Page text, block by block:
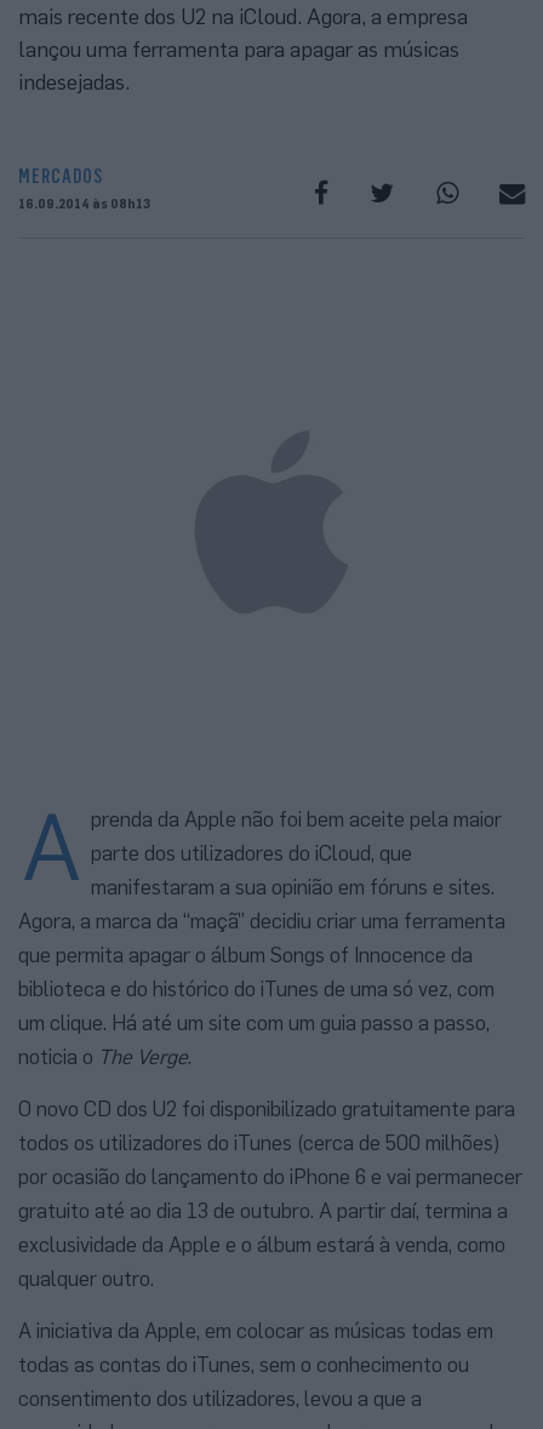
mais recente dos U2 na iCloud. Agora, a empresa
lançou uma ferramenta para apagar as músicas
indesejadas.
MERCADOS
16.09.2014 às 08h13
A prenda da Apple não foi bem aceite pela maior
parte dos utilizadores do iCloud, que
manifestaram a sua opinião em fóruns e sites.
Agora, a marca da “maçã” decidiu criar uma ferramenta
que permita apagar o álbum Songs of Innocence da
biblioteca e do histórico do iTunes de uma só vez, com
um clique. Há até um site com um guia passo a passo,
noticia o The Verge.
O novo CD dos U2 foi disponibilizado gratuitamente para
todos os utilizadores do iTunes (cerca de 500 milhões)
por ocasião do lançamento do iPhone 6 e vai permanecer
gratuito até ao dia 13 de outubro. A partir daí, termina a
exclusividade da Apple e o álbum estará à venda, como
qualquer outro.
A iniciativa da Apple, em colocar as músicas todas em
todas as contas do iTunes, sem o conhecimento ou
consentimento dos utilizadores, levou a que a